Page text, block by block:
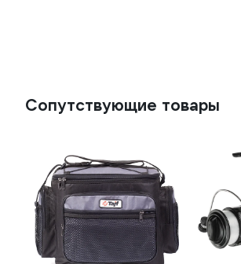
Сопутствующие товары